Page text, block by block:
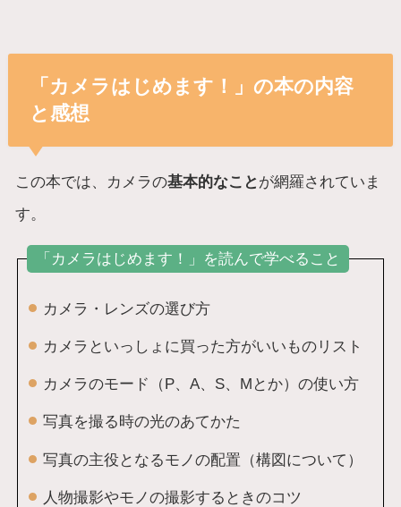
「カメラはじめます！」の本の内容
と感想
この本では、カメラの基本的なことが網羅されていま
す。
「カメラはじめます！」を読んで学べること
カメラ・レンズの選び方
カメラといっしょに買った方がいいものリスト
カメラのモード（P、A、S、Mとか）の使い方
写真を撮る時の光のあてかた
写真の主役となるモノの配置（構図について）
人物撮影やモノの撮影するときのコツ